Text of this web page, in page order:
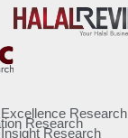
Research
Research
Research